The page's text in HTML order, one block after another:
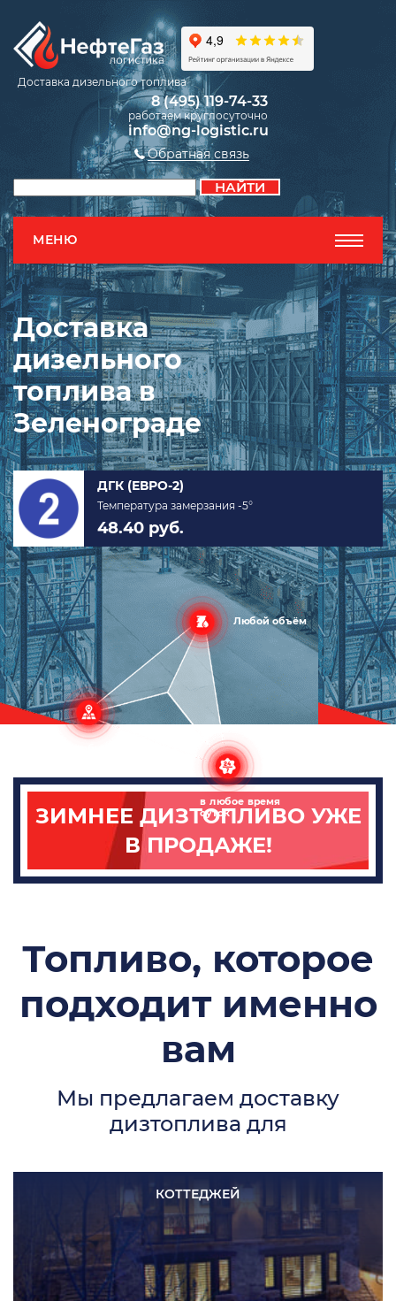
Доставка дизельного топлива
8 (495) 119-74-33
работаем круглосуточно
info@ng-logistic.ru
Обратная связь
МЕНЮ
Доставка
дизельного
топлива в
Зеленограде
Арктическое (ЕВРО-5)
Температура замерзания -40°
по запросу руб.
Любой объём
в любое время
суток
ЗИМНЕЕ ДИЗТОПЛИВО УЖЕ
В ПРОДАЖЕ!
Топливо, которое
подходит именно
вам
Мы предлагаем доставку
дизтоплива для
КОТТЕДЖЕЙ